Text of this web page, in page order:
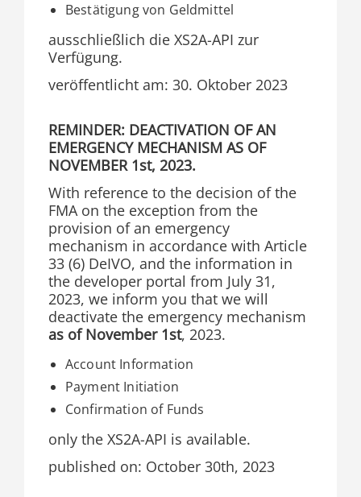
Bestätigung von Geldmittel
ausschließlich die XS2A-API zur
Verfügung.
veröffentlicht am: 30. Oktober 2023
REMINDER: DEACTIVATION OF AN
EMERGENCY MECHANISM AS OF
NOVEMBER 1st, 2023.
With reference to the decision of the
FMA on the exception from the
provision of an emergency
mechanism in accordance with Article
33 (6) DeIVO, and the information in
the developer portal from July 31,
2023, we inform you that we will
deactivate the emergency mechanism
as of November 1st, 2023.
Account Information
Payment Initiation
Confirmation of Funds
only the XS2A-API is available.
published on: October 30th, 2023